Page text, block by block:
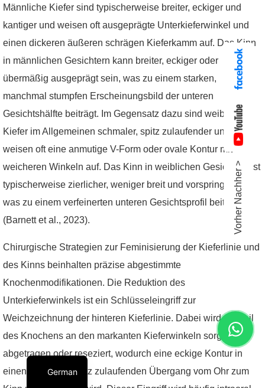
Männliche Kiefer sind typischerweise breiter, eckiger und
kantiger und weisen oft ausgeprägte Unterkieferwinkel und
einen dickeren äußeren schrägen Kieferkamm auf. Das Kinn
in männlichen Gesichtern kann breiter, eckiger oder
übermäßig ausgeprägt sein, was zu einem starken,
manchmal stumpfen Erscheinungsbild der unteren
Gesichtshälfte beiträgt. Im Gegensatz dazu sind weibliche
Kiefer im Allgemeinen schmaler, spitz zulaufender und
weisen oft eine anmutige V-Form oder ovale Kontur mit
weicheren Winkeln auf. Das Kinn in weiblichen Gesichtern ist
typischerweise zierlicher, weniger breit und vorspringend,
was zu einem verfeinerten unteren Gesichtsprofil beiträgt
(Barnett et al., 2023).
Chirurgische Strategien zur Feminisierung der Kieferlinie und
des Kinns beinhalten präzise abgestimmte
Knochenmodifikationen. Die Reduktion des
Unterkieferwinkels ist ein Schlüsseleingriff zur
Weichzeichnung der hinteren Kieferlinie. Dabei wird ein Teil
des Knochens an den markanten Kieferwinkeln sorgfältig
abgetragen oder reseziert, wodurch eine eckige Kontur in
einen sanfteren, spitz zulaufenden Übergang vom Ohr zum
Vorher Nachher >
German